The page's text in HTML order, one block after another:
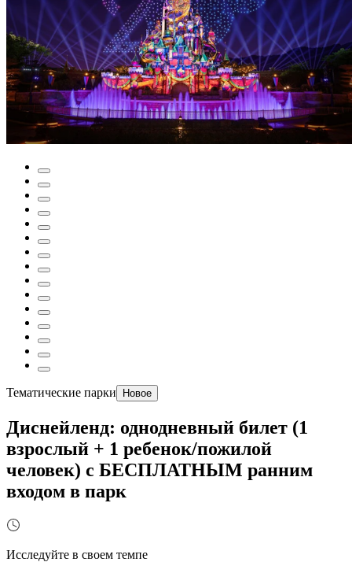
Тематические парки Новое
Диснейленд: однодневный билет (1
взрослый + 1 ребенок/пожилой
человек) с БЕСПЛАТНЫМ ранним
входом в парк
Исследуйте в своем темпе